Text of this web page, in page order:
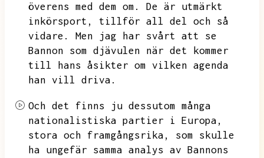
överens med dem om.
De är utmärkt
inkörsport,
tillför all del och så
vidare.
Men jag har svårt att se
Bannon som djävulen när det kommer
till hans åsikter om vilken agenda
han vill driva.
Och det finns ju dessutom många
nationalistiska partier i Europa,
stora och framgångsrika,
som skulle
ha ungefär samma analys av Bannons